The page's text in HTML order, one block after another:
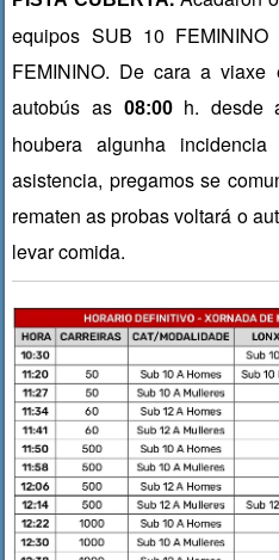
equipos SUB 10
FEMININO. De cara a
autobús as 08:00h. desde
houbera algunha
asistencia, pregamos se
rematen as probas voltará o
levar comida.